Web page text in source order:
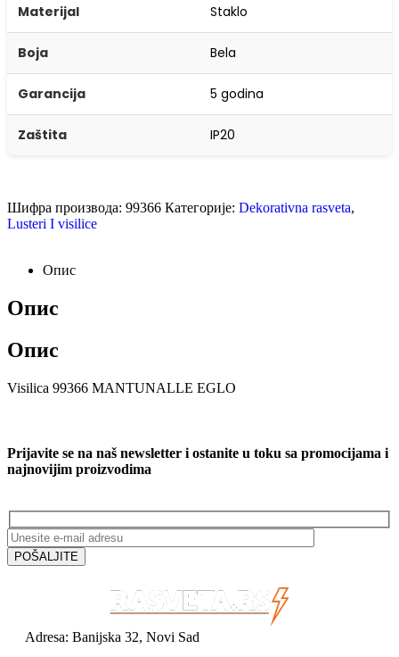
Materijal Staklo
Boja Bela
Garancija 5 godina
Zaštita IP20
Шифра производа: 99366 Категорије: Dekorativna rasveta,
Lusteri I visilice
Опис
Опис
Опис
Visilica 99366 MANTUNALLE EGLO
Prijavite se na naš newsletter i ostanite u toku sa promocijama i
najnovijim proizvodima
Adresa: Banijska 32, Novi Sad